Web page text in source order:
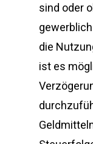
sind oder
die
ist es